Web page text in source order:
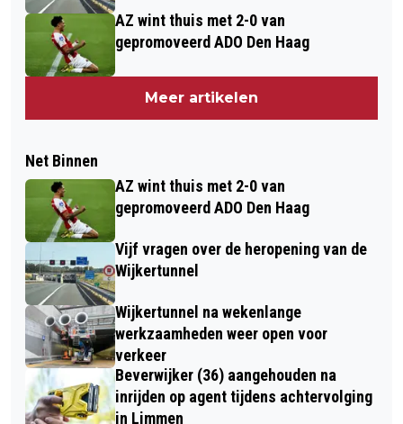
AZ wint thuis met 2-0 van
gepromoveerd ADO Den Haag
Meer artikelen
Net Binnen
AZ wint thuis met 2-0 van
gepromoveerd ADO Den Haag
Vijf vragen over de heropening van de
Wijkertunnel
Wijkertunnel na wekenlange
werkzaamheden weer open voor
verkeer
Beverwijker (36) aangehouden na
inrijden op agent tijdens achtervolging
in Limmen